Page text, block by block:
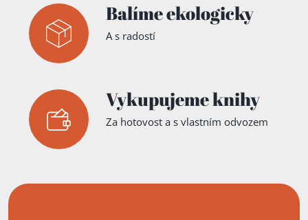
Balíme ekologicky
A s radostí
Vykupujeme knihy
Za hotovost a s vlastním odvozem